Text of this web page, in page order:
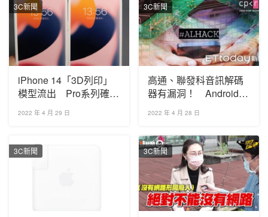
3C新聞
iPhone 14「3D列印」
模型流出 Pro系列確認
為打孔螢幕
2022 年 4 月 29 日
3C新聞
高通、聯發科音訊解碼
器有漏洞！ Android手
機沒更新恐被駭
2022 年 4 月 28 日
3C新聞 3C新聞